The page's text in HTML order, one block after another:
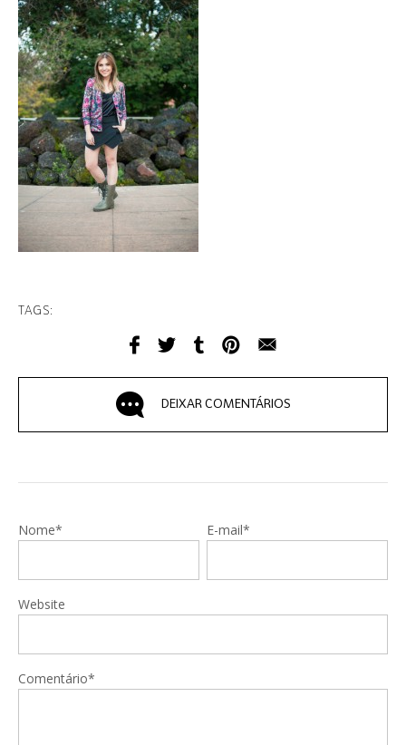
TAGS:
DEIXAR COMENTÁRIOS
Nome* E-mail*
Website
Comentário*